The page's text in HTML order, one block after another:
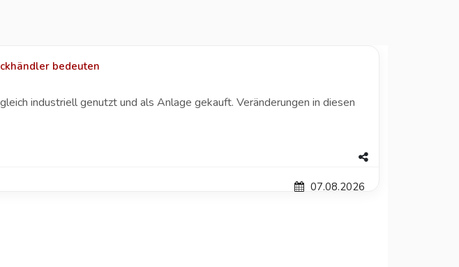
bedeuten
industriell genutzt und als Anlage gekauft. Veränderungen in diesen
07.08.2026